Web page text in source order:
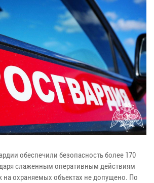
обеспечили безопасность более 170
слаженным оперативным действиям
на охраняемых объектах не допущено. По